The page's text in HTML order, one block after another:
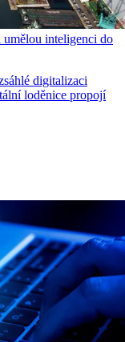
inteligenci do
digitalizaci
loděnice propojí